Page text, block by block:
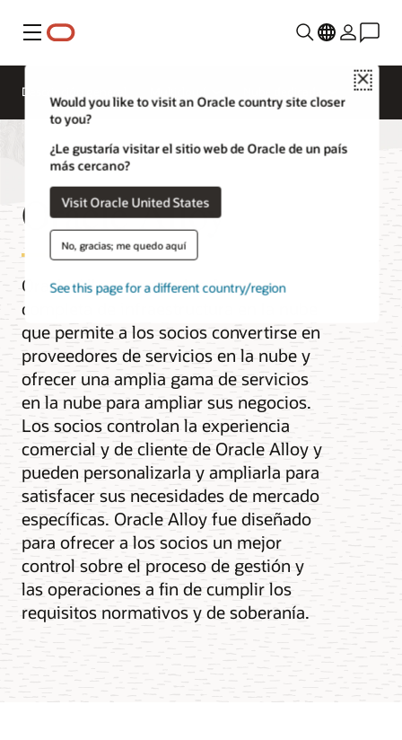
Menú
Close
Would you like to visit an Oracle country site closer
to you?
¿Le gustaría visitar el sitio web de Oracle de un país
más cercano?
Visit Oracle United States
No, gracias; me quedo aquí
See this page for a different country/region
Descripción general
Oracle Alloy
Oracle Alloy es una plataforma
completa de infraestructura en la nube
que permite a los socios convertirse en
proveedores de servicios en la nube y
ofrecer una amplia gama de servicios
en la nube para ampliar sus negocios.
Los socios controlan la experiencia
comercial y de cliente de Oracle Alloy y
pueden personalizarla y ampliarla para
satisfacer sus necesidades de mercado
específicas. Oracle Alloy fue diseñado
para ofrecer a los socios un mejor
control sobre el proceso de gestión y
las operaciones a fin de cumplir los
requisitos normativos y de soberanía.